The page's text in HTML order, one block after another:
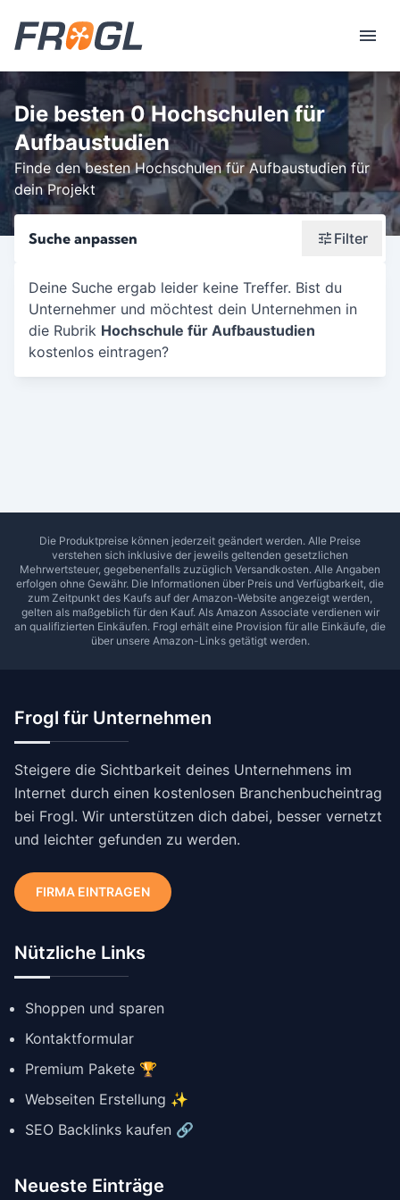
Die besten 0 Hochschulen für
Aufbaustudien
Finde den besten Hochschulen für Aufbaustudien für
dein Projekt
Suche anpassen Filter
Wonach suchst du?
Stadt oder Postleitzahl
Deine Suche ergab leider keine Treffer. Bist du
Unternehmer und möchtest dein Unternehmen in
die Rubrik Hochschule für Aufbaustudien
kostenlos eintragen?
Die Produktpreise können jederzeit geändert werden. Alle Preise
verstehen sich inklusive der jeweils geltenden gesetzlichen
Mehrwertsteuer, gegebenenfalls zuzüglich Versandkosten. Alle Angaben
erfolgen ohne Gewähr. Die Informationen über Preis und Verfügbarkeit, die
zum Zeitpunkt des Kaufs auf der Amazon-Website angezeigt werden,
gelten als maßgeblich für den Kauf. Als Amazon Associate verdienen wir
an qualifizierten Einkäufen. Frogl erhält eine Provision für alle Einkäufe, die
über unsere Amazon-Links getätigt werden.
Frogl für Unternehmen
Steigere die Sichtbarkeit deines Unternehmens im
Internet durch einen kostenlosen Branchenbucheintrag
bei Frogl. Wir unterstützen dich dabei, besser vernetzt
und leichter gefunden zu werden.
FIRMA EINTRAGEN
Nützliche Links
Shoppen und sparen
Kontaktformular
Premium Pakete 🏆
Webseiten Erstellung ✨
SEO Backlinks kaufen 🔗
Neueste Einträge